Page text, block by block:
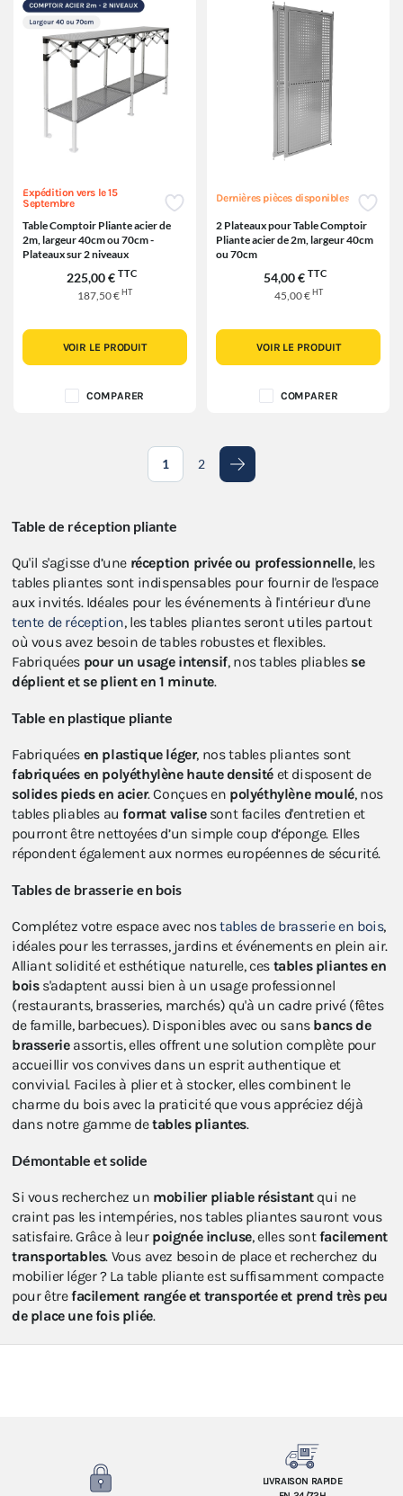
Expédition vers le 15
Septembre
Table Comptoir Pliante acier de
2m, largeur 40cm ou 70cm -
Plateaux sur 2 niveaux
225,00 € TTC
187,50 €HT
VOIR LE PRODUIT
COMPARER
Dernières pièces disponibles
2 Plateaux pour Table Comptoir
Pliante acier de 2m, largeur 40cm
ou 70cm
54,00 € TTC
45,00 €HT
VOIR LE PRODUIT
COMPARER
1 2 Suivant
Table de réception pliante
Qu'il s'agisse d’une réception privée ou professionnelle, les
tables pliantes sont indispensables pour fournir de l'espace
aux invités. Idéales pour les événements à l'intérieur d'une
tente de réception, les tables pliantes seront utiles partout
où vous avez besoin de tables robustes et flexibles.
Fabriquées pour un usage intensif, nos tables pliables se
déplient et se plient en 1 minute.
Table en plastique pliante
Fabriquées en plastique léger, nos tables pliantes sont
fabriquées en polyéthylène haute densité et disposent de
solides pieds en acier. Conçues en polyéthylène moulé, nos
tables pliables auformat valisesont faciles d'entretien et
pourront être nettoyées d’un simple coup d’éponge. Elles
répondent également aux normes européennes de sécurité.
Tables de brasserie en bois
Complétez votre espace avec nostables de brasserie en bois,
idéales pour les terrasses, jardins et événements en plein air.
Alliant solidité et esthétique naturelle, ces tables pliantes en
boiss'adaptent aussi bien à un usage professionnel
(restaurants, brasseries, marchés) qu'à un cadre privé (fêtes
de famille, barbecues). Disponibles avec ou sans bancs de
brasserieassortis, elles offrent une solution complète pour
accueillir vos convives dans un esprit authentique et
convivial. Faciles à plier et à stocker, elles combinent le
charme du bois avec la praticité que vous appréciez déjà
dans notre gamme detables pliantes.
Démontable et solide
Si vous recherchez un mobilier pliable résistantqui ne
craint pas les intempéries, nos tables pliantes sauront vous
satisfaire. Grâce à leur poignée incluse, elles sontfacilement
transportables. Vous avez besoin de place et recherchez du
mobilier léger ? La table pliante est suffisamment compacte
pour êtrefacilement rangée et transportée et prend très peu
de place une fois pliée.
LIVRAISON RAPIDE